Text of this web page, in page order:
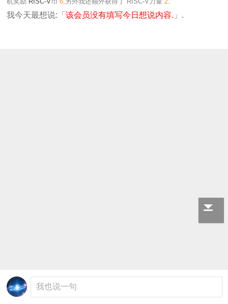
我今天最想说:「该会员没有填写今日想说内容. 」.